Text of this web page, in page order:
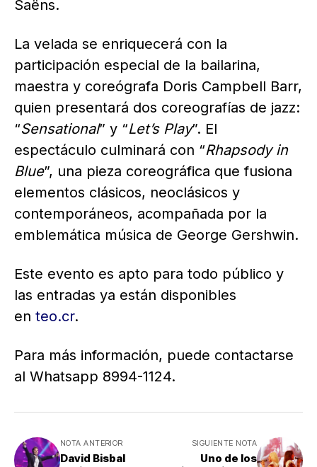
Saëns.
La velada se enriquecerá con la
participación especial de la bailarina,
maestra y coreógrafa Doris Campbell Barr,
quien presentará dos coreografías de jazz:
“Sensational” y “Let’s Play”. El
espectáculo culminará con “Rhapsody in
Blue”, una pieza coreográfica que fusiona
elementos clásicos, neoclásicos y
contemporáneos, acompañada por la
emblemática música de George Gershwin.
Este evento es apto para todo público y
las entradas ya están disponibles
en teo.cr.
Para más información, puede contactarse
al Whatsapp 8994-1124.
NOTA ANTERIOR
David Bisbal
SIGUIENTE NOTA
Uno de los